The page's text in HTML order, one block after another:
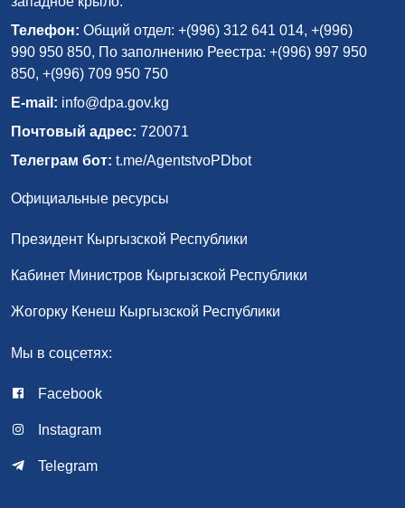
Телефон: Общий отдел: +(996) 312 641 014, +(996)
990 950 850, По заполнению Реестра: +(996) 997 950
850, +(996) 709 950 750
E-mail: info@dpa.gov.kg
Почтовый адрес: 720071
Телеграм бот: t.me/AgentstvoPDbot
Официальные ресурсы
Президент Кыргызской Республики
Кабинет Министров Кыргызской Республики
Жогорку Кенеш Кыргызской Республики
Мы в соцсетях:
Facebook
Instagram
Telegram